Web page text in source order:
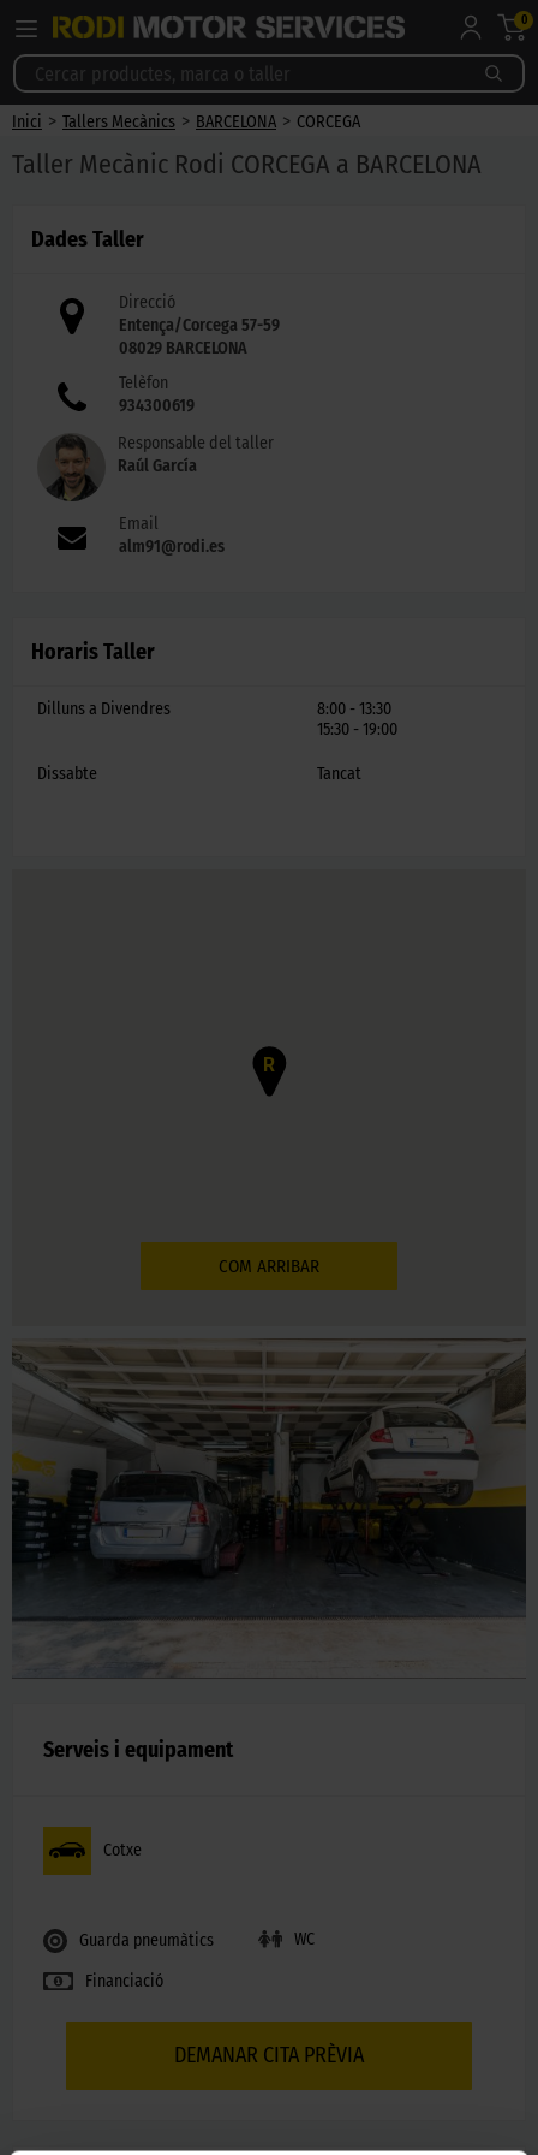
0
Inici > Tallers Mecànics > BARCELONA > CORCEGA
Taller Mecànic Rodi CORCEGA a BARCELONA
Dades Taller
Direcció
Entença/Corcega 57-59
08029 BARCELONA
Telèfon
934300619
Responsable del taller
Raúl García
Email
alm91@rodi.es
Horaris Taller
Dilluns a Divendres
8:00 - 13:30
15:30 - 19:00
Dissabte Tancat
R
COM ARRIBAR
Serveis i equipament
Cotxe
Guarda pneumàtics WC
Financiació
DEMANAR CITA PRÈVIA